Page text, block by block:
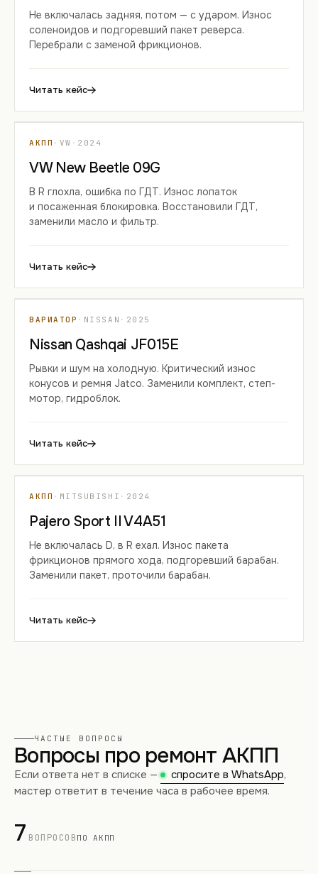
Не включалась задняя, потом — с ударом. Износ
соленоидов и подгоревший пакет реверса.
Перебрали с заменой фрикционов.
Читать кейс
КЕЙС 02
АКПП · VW · 2024
VW New Beetle 09G
В R глохла, ошибка по ГДТ. Износ лопаток
и посаженная блокировка. Восстановили ГДТ,
заменили масло и фильтр.
Читать кейс
КЕЙС 03
ВАРИАТОР · NISSAN · 2025
Nissan Qashqai JF015E
Рывки и шум на холодную. Критический износ
конусов и ремня Jatco. Заменили комплект, степ-
мотор, гидроблок.
Читать кейс
КЕЙС 04
АКПП · MITSUBISHI · 2024
Pajero Sport II V4A51
Не включалась D, в R ехал. Износ пакета
фрикционов прямого хода, подгоревший барабан.
Заменили пакет, проточили барабан.
Читать кейс
ЧАСТЫЕ ВОПРОСЫ
Вопросы про ремонт АКПП
Если ответа нет в списке — спросите в WhatsApp,
мастер ответит в течение часа в рабочее время.
7 ВОПРОСОВ ПО АКПП